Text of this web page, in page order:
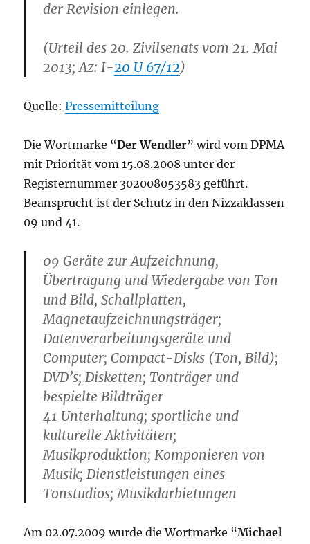
der Revision einlegen.
(Urteil des 20. Zivilsenats vom 21. Mai
2013; Az: I-20 U 67/12)
Quelle:Pressemitteilung
Die Wortmarke “Der Wendler” wird vom DPMA
mit Priorität vom 15.08.2008 unter der
Registernummer 302008053583 geführt.
Beansprucht ist der Schutz in den Nizzaklassen
09 und 41.
09 Geräte zur Aufzeichnung,
Übertragung und Wiedergabe von Ton
und Bild, Schallplatten,
Magnetaufzeichnungsträger;
Datenverarbeitungsgeräte und
Computer; Compact-Disks (Ton, Bild);
DVD’s; Disketten; Tonträger und
bespielte Bildträger
41 Unterhaltung; sportliche und
kulturelle Aktivitäten;
Musikproduktion; Komponieren von
Musik; Dienstleistungen eines
Tonstudios; Musikdarbietungen
Am 02.07.2009 wurde die Wortmarke “Michael